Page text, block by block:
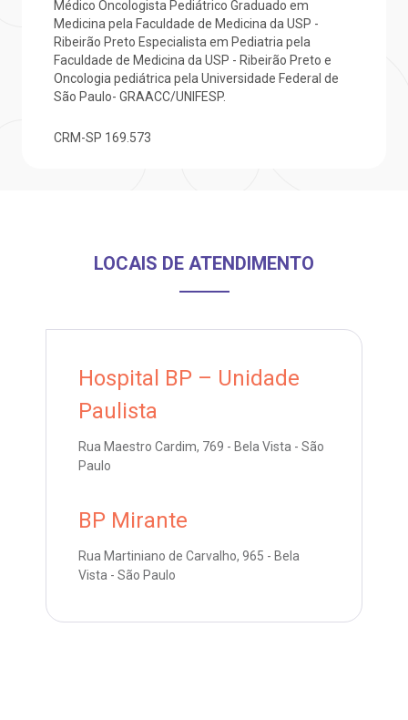
Saiba mais
Endereço:
CEP: 01323-001 | Bela Vista
Saiba mais
Endereço:
R. Colômbia, 332
a BP Cirurgia
de Sangue
de órgãos
de cuidado
e perdidos
Médico Oncologista Pediátrico Graduado em
Medicina pela Faculdade de Medicina da USP -
Ribeirão Preto Especialista em Pediatria pela
Faculdade de Medicina da USP - Ribeirão Preto e
Oncologia pediátrica pela Universidade Federal de
São Paulo- GRAACC/UNIFESP.
CRM-SP 169.573
LOCAIS DE ATENDIMENTO
Hospital BP – Unidade
Paulista
Rua Maestro Cardim, 769 - Bela Vista - São
Paulo
BP Mirante
Rua Martiniano de Carvalho, 965 - Bela
Vista - São Paulo